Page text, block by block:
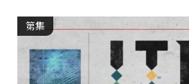
第集